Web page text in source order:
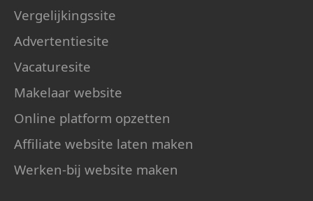
Vergelijkingssite
Advertentiesite
Vacaturesite
Makelaar website
Online platform opzetten
Affiliate website laten maken
Werken-bij website maken